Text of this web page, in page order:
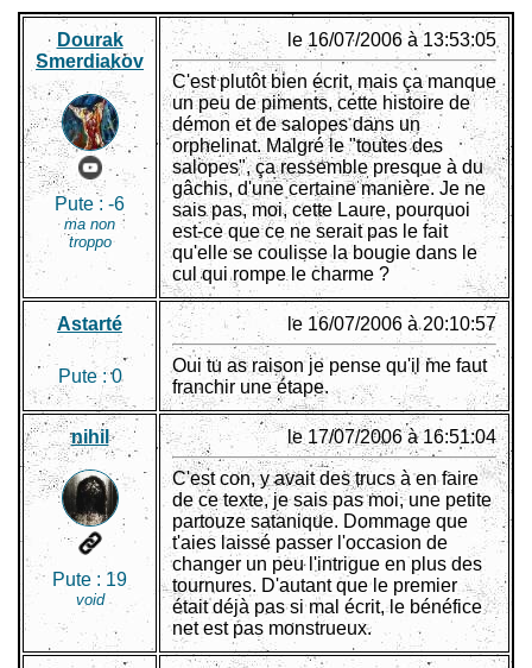
Dourak
Smerdiakov
Pute : -6
ma non
troppo
le 16/07/2006 à 13:53:05
C'est plutôt bien écrit, mais ça manque
un peu de piments, cette histoire de
démon et de salopes dans un
orphelinat. Malgré le "toutes des
salopes", ça ressemble presque à du
gâchis, d'une certaine manière. Je ne
sais pas, moi, cette Laure, pourquoi
est-ce que ce ne serait pas le fait
qu'elle se coulisse la bougie dans le
cul qui rompe le charme ?
Astarté
Pute :0
le 16/07/2006 à 20:10:57
Oui tu as raison je pense qu'il me faut
franchir une étape.
nihil
Pute : 19
void
le 17/07/2006 à 16:51:04
C'est con, y avait des trucs à en faire
de ce texte, je sais pas moi, une petite
partouze satanique. Dommage que
t'aies laissé passer l'occasion de
changer un peu l'intrigue en plus des
tournures. D'autant que le premier
était déjà pas si mal écrit, le bénéfice
net est pas monstrueux.